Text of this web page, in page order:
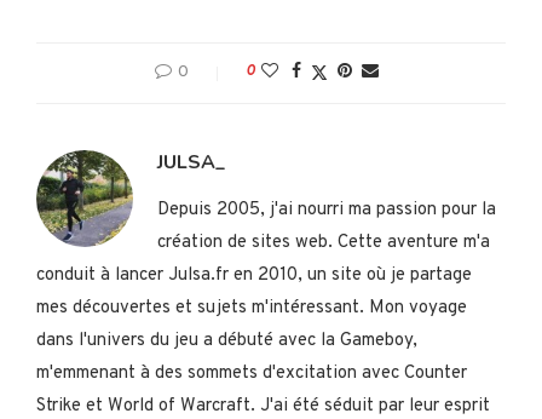
0 0
JULSA_
Depuis 2005, j'ai nourri ma passion pour la
création de sites web. Cette aventure m'a
conduit à lancer Julsa.fr en 2010, un site où je partage
mes découvertes et sujets m'intéressant. Mon voyage
dans l'univers du jeu a débuté avec la Gameboy,
m'emmenant à des sommets d'excitation avec Counter
Strike et World of Warcraft. J'ai été séduit par leur esprit